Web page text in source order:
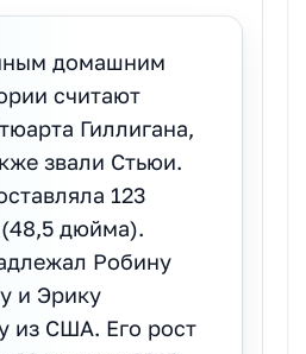
домашним
считают
Гиллигана,
звали Стьюи.
123
дюйма).
Робину
и Эрику
из США. Его рост